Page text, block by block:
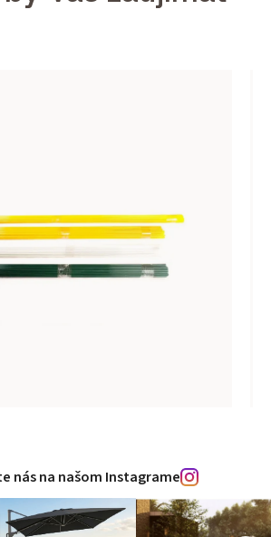
nás na našom Instagrame